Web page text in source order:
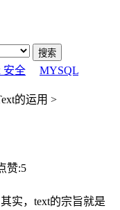
搜索
安全
MYSQL
的运用 >
赞:5
实，text的宗旨就是